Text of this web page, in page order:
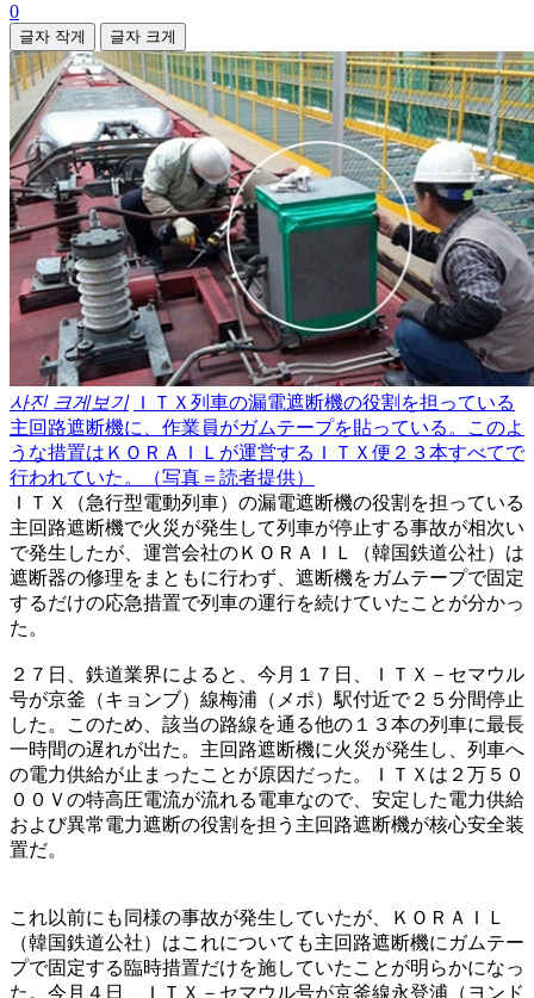
0
글자 작게 글자 크게
사진 크게보기
ＩＴＸ列車の漏電遮断機の役割を担っている
主回路遮断機に、作業員がガムテープを貼っている。このよ
うな措置はＫＯＲＡＩＬが運営するＩＴＸ便２３本すべてで
行われていた。（写真＝読者提供）
ＩＴＸ（急行型電動列車）の漏電遮断機の役割を担っている
主回路遮断機で火災が発生して列車が停止する事故が相次い
で発生したが、運営会社のＫＯＲＡＩＬ（韓国鉄道公社）は
遮断器の修理をまともに行わず、遮断機をガムテープで固定
するだけの応急措置で列車の運行を続けていたことが分かっ
た。
２７日、鉄道業界によると、今月１７日、ＩＴＸ－セマウル
号が京釜（キョンブ）線梅浦（メポ）駅付近で２５分間停止
した。このため、該当の路線を通る他の１３本の列車に最長
一時間の遅れが出た。主回路遮断機に火災が発生し、列車へ
の電力供給が止まったことが原因だった。ＩＴＸは２万５０
００Ｖの特高圧電流が流れる電車なので、安定した電力供給
および異常電力遮断の役割を担う主回路遮断機が核心安全装
置だ。
これ以前にも同様の事故が発生していたが、ＫＯＲＡＩＬ
（韓国鉄道公社）はこれについても主回路遮断機にガムテー
プで固定する臨時措置だけを施していたことが明らかになっ
た。今月４日、ＩＴＸ－セマウル号が京釜線永登浦（ヨンド